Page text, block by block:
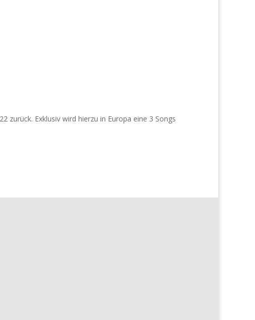
zurück. Exklusiv wird hierzu in Europa eine 3 Songs